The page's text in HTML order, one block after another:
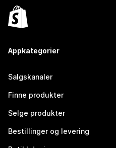
Appkategorier
Salgskanaler
Finne produkter
Selge produkter
Bestillinger og levering